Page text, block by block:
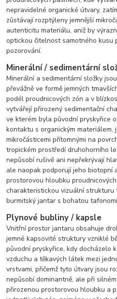
nepravidelné organické útvary,
zůstávají rozptýleny jemnější
autenticitu materiálu, aniž by
optickou čitelnost samotného kusu
pozorování.
Minerální / sedimentární
Minerální a sedimentární složky
převážně ve formě jemných
podél proudnicových zón a v
vytvářejí přirozený sedimentační
ve kterém byla původní pryskyřice
kontaktu s organickým materiálem,
mikročásticemi přítomnými na
tropickém prostředí druhohorního
nepůsobí rušivě ani nepřekrývají
ale naopak podporují jeho biotopní
prostorovou hloubku
charakteristickou vizuální strukturu
burmitský jantar s bohatou
Plynové bubliny / kapsle
Vnitřní prostor jantaru obsahuje
jemné kapsovité struktury vzniklé
původní pryskyřice, kdy docházelo
vzduchu a těkavých látek mezi
vrstvami, přičemž tyto útvary jsou
nepůsobí dominantně, ale při
přirozenou prostorovou hloubku a